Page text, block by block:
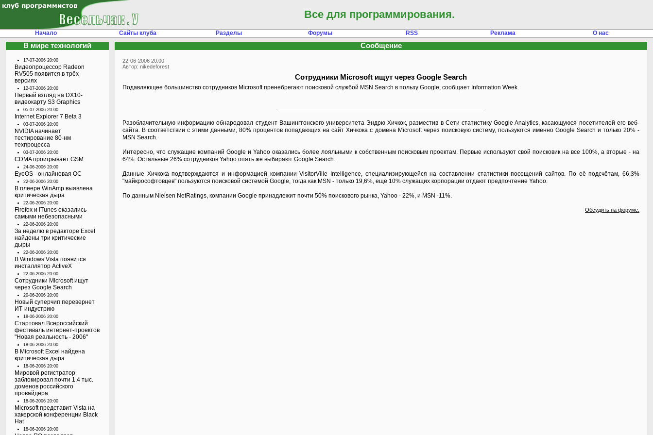
Все для программирования.
Начало Сайты клуба Разделы Форумы RSS Реклама О нас
В мире технологий
17-07-2006 20:00
Видеопроцессор Radeon
RV505 появится в трёх
версиях
12-07-2006 20:00
Первый взгляд на DX10-
видеокарту S3 Graphics
05-07-2006 20:00
Internet Explorer 7 Beta 3
03-07-2006 20:00
NVIDIA начинает
тестирование 80-нм
техпроцесса
03-07-2006 20:00
CDMA проигрывает GSM
24-06-2006 20:00
EyeOS - онлайновая ОС
22-06-2006 20:00
В плеере WinAmp выявлена
критическая дыра
22-06-2006 20:00
Firefox и iTunes оказались
самыми небезопасными
22-06-2006 20:00
За неделю в редакторе Excel
найдены три критические
дыры
22-06-2006 20:00
В Windows Vista появится
инсталлятор ActiveX
22-06-2006 20:00
Сотрудники Microsoft ищут
через Google Search
20-06-2006 20:00
Новый суперчип перевернет
ИТ-индустрию
18-06-2006 20:00
Стартовал Всероссийский
фестиваль интернет-проектов
"Новая реальность - 2006"
18-06-2006 20:00
В Microsoft Excel найдена
критическая дыра
18-06-2006 20:00
Мировой регистратор
заблокировал почти 1,4 тыс.
доменов российского
провайдера
18-06-2006 20:00
Microsoft представит Vista на
хакерской конференции Black
Hat
18-06-2006 20:00
Сообщение
22-06-2006 20:00
Автор: nikedeforest
Сотрудники Microsoft ищут через Google Search
Подавляющее большинство сотрудников Microsoft пренебрегают поисковой службой MSN Search в пользу Google, сообщает Information Week.
Разоблачительную информацию обнародовал студент Вашингтонского университета Эндрю Хичкок, разместив в Сети статистику Google Analytics, касающуюся посетителей его веб-
сайта. В соответствии с этими данными, 80% процентов попадающих на сайт Хичкока с домена Microsoft через поисковую систему, пользуются именно Google Search и только 20% -
MSN Search.
Интересно, что служащие компаний Google и Yahoo оказались более лояльными к собственным поисковым проектам. Первые используют свой поисковик на все 100%, а вторые - на
64%. Остальные 26% сотрудников Yahoo опять же выбирают Google Search.
Данные Хичкока подтверждаются и информацией компании VisitorVille Intelligence, специализирующейся на составлении статистики посещений сайтов. По её подсчётам, 66,3%
"майкрософтовцев" пользуются поисковой системой Google, тогда как MSN - только 19,6%, ещё 10% служащих корпорации отдают предпочтение Yahoo.
По данным Nielsen NetRatings, компании Google принадлежит почти 50% поискового рынка, Yahoo - 22%, и MSN -11%.
Обсудить на форуме.